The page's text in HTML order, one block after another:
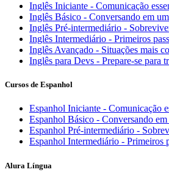
Inglês Iniciante - Comunicação
Inglês Básico - Conversando em
Inglês Pré-intermediário -
Inglês Intermediário - Primeiros
Inglês Avançado - Situações mais
Inglês para Devs - Prepare-se para
Cursos de Espanhol
Espanhol Iniciante - Comunicação
Espanhol Básico - Conversando
Espanhol Pré-intermediário -
Espanhol Intermediário - Primeiros
Alura Língua